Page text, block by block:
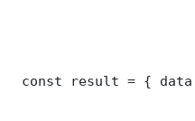
const result = {